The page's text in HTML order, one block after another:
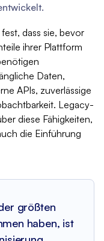
dass sie, bevor
ihrer Plattform
Daten,
APIs, zuverlässige
Legacy-
diese Fähigkeiten,
die Einführung
größten
haben, ist